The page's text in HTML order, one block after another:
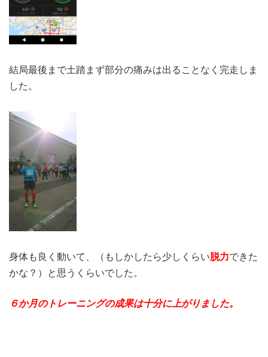
結局最後まで土踏まず部分の痛みは出ることなく完走しま
した。
身体も良く動いて、（もしかしたら少しくらい脱力できた
かな？）と思うくらいでした。
６か月のトレーニングの成果は十分に上がりました。